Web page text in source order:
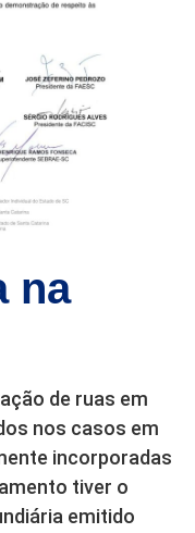
na
de ruas em
nos casos em
incorporadas
tiver o
emitido